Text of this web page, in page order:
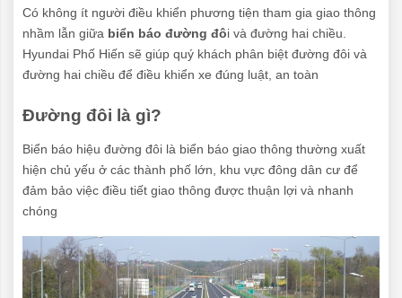
Có không ít người điều khiển phương tiện tham gia giao thông
nhầm lẫn giữa biển báo đường đôi và đường hai chiều.
Hyundai Phố Hiến sẽ giúp quý khách phân biệt đường đôi và
đường hai chiều để điều khiển xe đúng luật, an toàn
Đường đôi là gì?
Biển báo hiệu đường đôi là biển báo giao thông thường xuất
hiện chủ yếu ở các thành phố lớn, khu vực đông dân cư để
đảm bảo việc điều tiết giao thông được thuận lợi và nhanh
chóng